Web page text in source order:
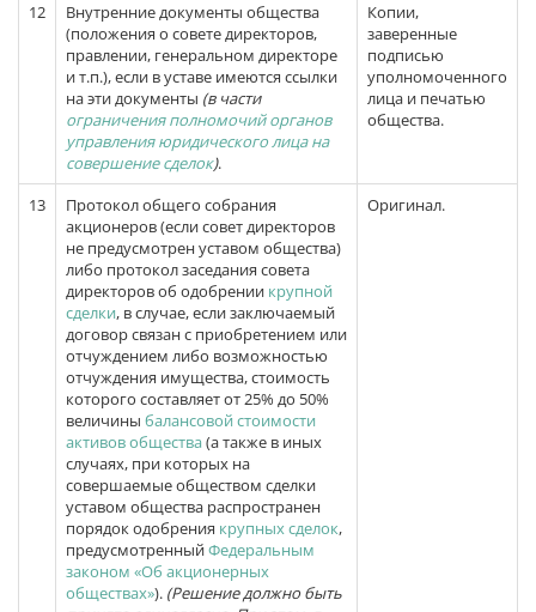
12
Внутренние документы общества
(положения о совете директоров,
правлении, генеральном директоре
и т.п.), если в уставе имеются ссылки
на эти документы (в части
ограничения полномочий органов
управления юридического лица на
совершение сделок).
Копии,
заверенные
подписью
уполномоченного
лица и печатью
общества.
13
Протокол общего собрания
акционеров (если совет директоров
не предусмотрен уставом общества)
либо протокол заседания совета
директоров об одобрении крупной
сделки, в случае, если заключаемый
договор связан с приобретением или
отчуждением либо возможностью
отчуждения имущества, стоимость
которого составляет от 25% до 50%
величины балансовой стоимости
активов общества(а также в иных
случаях, при которых на
совершаемые обществом сделки
уставом общества распространен
порядок одобрения крупных сделок,
предусмотренныйФедеральным
законом «Об акционерных
обществах»). (Решение должно быть
Оригинал.